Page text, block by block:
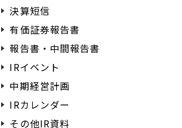
決算短信
有価証券報告書
報告書・中間報告書
IRイベント
中期経営計画
IRカレンダー
その他IR資料